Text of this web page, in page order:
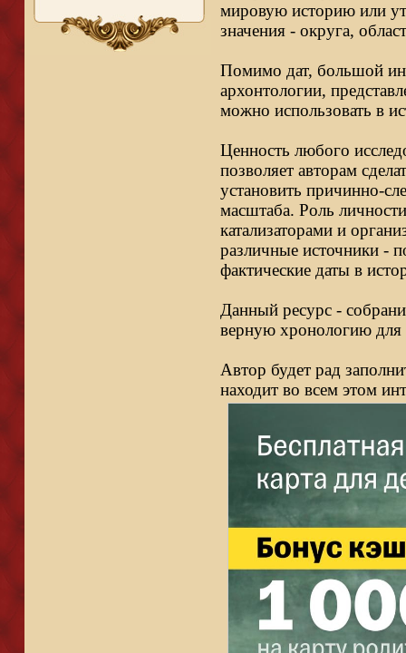
мировую историю или
значения - округа,
Помимо дат, большой
архонтологии,
можно использовать в
Ценность любого
позволяет авторам
установить причинно-
масштаба. Роль
катализаторами и
различные источники -
фактические даты в
Данный ресурс -
верную хронологию для
Автор будет рад
находит во всем этом